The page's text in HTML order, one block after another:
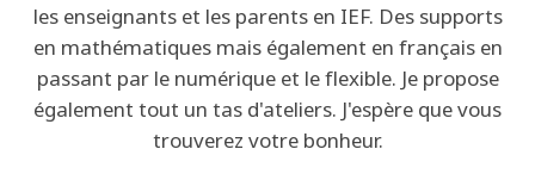
les enseignants et les parents en IEF. Des supports
en mathématiques mais également en français en
passant par le numérique et le flexible. Je propose
également tout un tas d'ateliers. J'espère que vous
trouverez votre bonheur.